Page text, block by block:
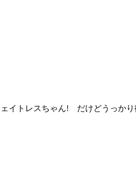
イトレスちゃん! だけどうっか